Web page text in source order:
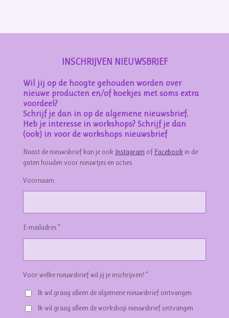
INSCHRIJVEN NIEUWSBRIEF
Wil jij op de hoogte gehouden worden over
nieuwe producten en/of koekjes met soms extra
voordeel?
Schrijf je dan in op de algemene nieuwsbrief.
Heb je interesse in workshops? Schrijf je dan
(ook) in voor de workshops nieuwsbrief
Naast de nieuwsbrief kan je ook Instagram of Facebook in de
gaten houden voor nieuwtjes en acties.
Voornaam
E-mailadres *
Voor welke nieuwsbrief wil jij je inschrijven? *
Ik wil graag alleen de algemene nieuwsbrief ontvangen
Ik wil graag alleen de workshop nieuwsbrief ontvangen